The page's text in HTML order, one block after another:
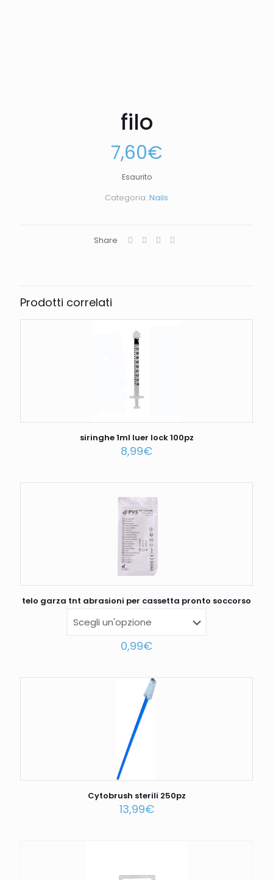
filo
7,60€
Esaurito
Categoria: Nails
Share
Prodotti correlati
siringhe 1ml luer lock 100pz
8,99€
telo garza tnt abrasioni per cassetta pronto soccorso
0,99€
Cytobrush sterili 250pz
13,99€